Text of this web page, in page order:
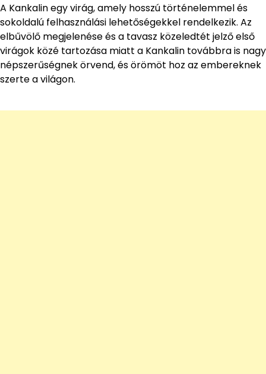
A Kankalin egy virág, amely hosszú történelemmel és
sokoldalú felhasználási lehetőségekkel rendelkezik. Az
elbűvölő megjelenése és a tavasz közeledtét jelző első
virágok közé tartozása miatt a Kankalin továbbra is nagy
népszerűségnek örvend, és örömöt hoz az embereknek
szerte a világon.